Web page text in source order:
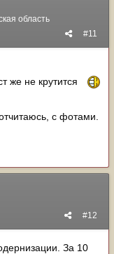
область
#11
же не крутится
с фотами.
#12
За 10